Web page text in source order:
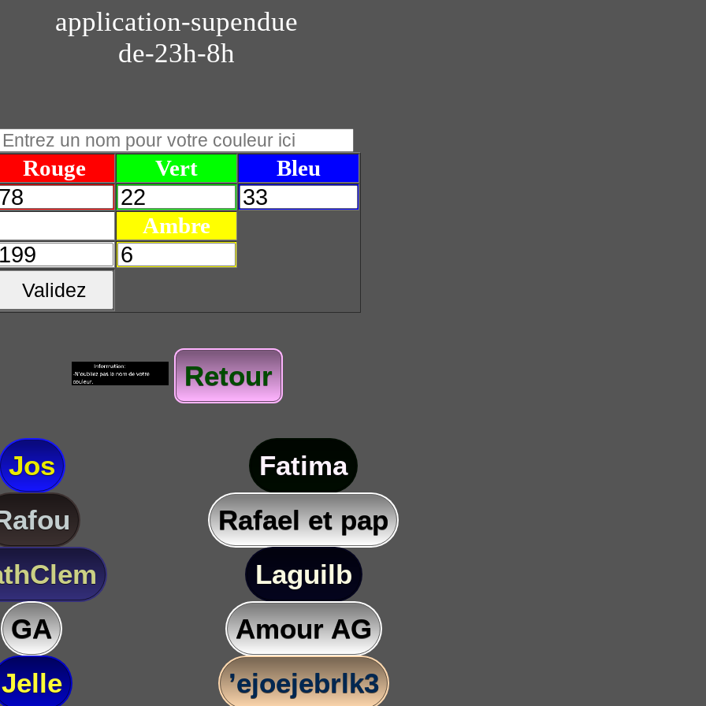
application-supendue
de-23h-8h
Rouge Vert Bleu
Ambre
Validez
Retour
Jos
Fatima
Rafael et pap
Laguilb
GA
Amour AG
Jelle
’ejoejebrlk3